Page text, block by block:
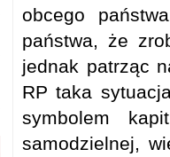
obcego
państwa, że
jednak patrząc
RP taka
symbolem
samodzielnej,